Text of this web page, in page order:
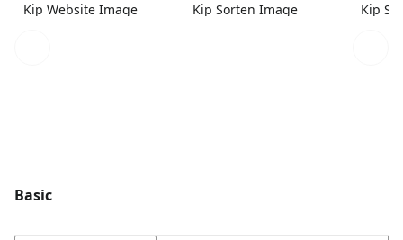
Kip Website Image Kip Sorten Image Kip
Basic